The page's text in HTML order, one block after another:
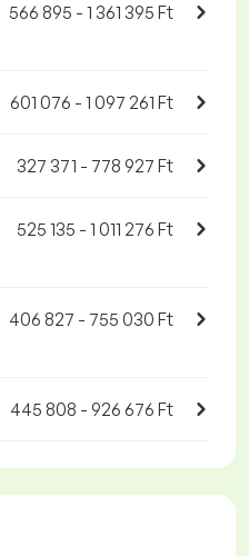
566 895 - 1 361 395 Ft
601 076 - 1 097 261 Ft
327 371 - 778 927 Ft
525 135 - 1 011 276 Ft
406 827 - 755 030 Ft
445 808 - 926 676 Ft